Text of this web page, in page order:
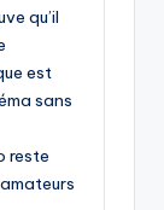
qu’il
est
sans
reste